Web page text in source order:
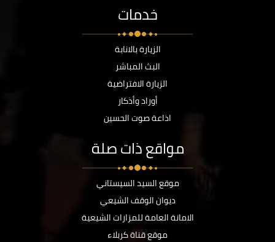
خدمات
الزيارة بالانابة
البث المباشر
الزيارة الافتراضية
أوراد وأذكار
اذاعة صوت الحسين
مواقع ذات صلة
موقع السيد السيستاني
ديوان الوقف الشيعي
الامانة العامة للمزارات الشيعية
موقع قناة كربلاء